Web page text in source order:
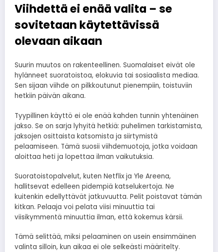
Viihdettä ei enää valita – se
sovitetaan käytettävissä
olevaan aikaan
Suurin muutos on rakenteellinen. Suomalaiset eivät ole
hylänneet suoratoistoa, elokuvia tai sosiaalista mediaa.
Sen sijaan viihde on pilkkoutunut pienempiin, toistuviin
hetkiin päivän aikana.
Tyypillinen käyttö ei ole enää kahden tunnin yhtenäinen
jakso. Se on sarja lyhyitä hetkiä: puhelimen tarkistamista,
jaksojen osittaista katsomista ja siirtymistä
pelaamiseen. Tämä suosii viihdemuotoja, jotka voidaan
aloittaa heti ja lopettaa ilman vaikutuksia.
Suoratoistopalvelut, kuten Netflix ja Yle Areena,
hallitsevat edelleen pidempiä katselukertoja. Ne
kuitenkin edellyttävät jatkuvuutta. Pelit poistavat tämän
kitkan. Pelaaja voi pelata viisi minuuttia tai
viisikymmentä minuuttia ilman, että kokemus kärsii.
Tämä selittää, miksi pelaaminen on usein ensimmäinen
valinta silloin, kun aikaa ei ole selkeästi määritelty.